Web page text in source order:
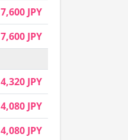
7,600 JPY
7,600 JPY
4,320 JPY
4,080 JPY
4,080 JPY